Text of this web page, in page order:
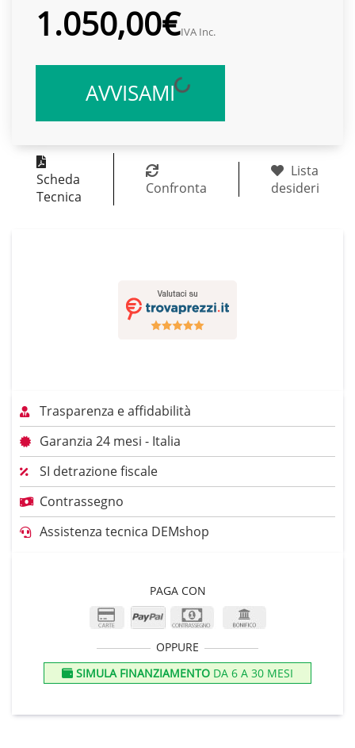
1.050,00€IVA Inc.
AVVISAMI
Scheda
Tecnica
Confronta
Lista
desideri
Trasparenza e affidabilità
Garanzia 24 mesi - Italia
SI detrazione fiscale
Contrassegno
Assistenza tecnica DEMshop
PAGA CON
OPPURE
SIMULA FINANZIAMENTO DA 6 A 30 MESI